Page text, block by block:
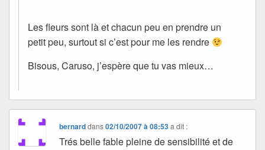
Les fleurs sont là et chacun peu en prendre un
petit peu, surtout si c’est pour me les rendre
Bisous, Caruso, j’espère que tu vas mieux…
bernarddans02/10/2007 à 08:53 a dit :
Trés belle fable pleine de sensibilité et de